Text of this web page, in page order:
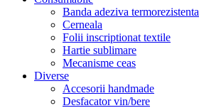
Banda adeziva termorezistenta
Cerneala
Folii inscriptionat textile
Hartie sublimare
Mecanisme ceas
Diverse
Accesorii handmade
Desfacator vin/bere